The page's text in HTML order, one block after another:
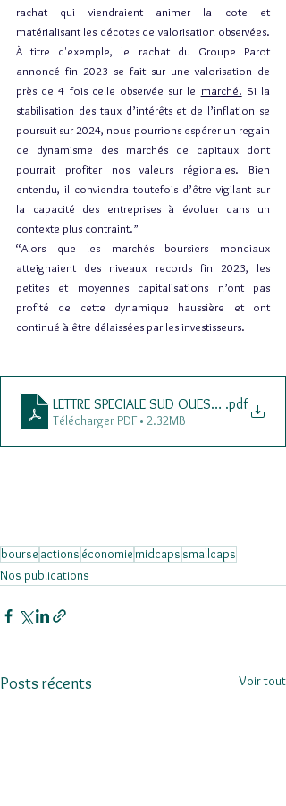
rachat qui viendraient animer la cote et
matérialisant les décotes de valorisation observées.
À titre d'exemple, le rachat du Groupe Parot
annoncé fin 2023 se fait sur une valorisation de
près de 4 fois celle observée sur le marché. Si la
stabilisation des taux d’intérêts et de l’inflation se
poursuit sur 2024, nous pourrions espérer un regain
de dynamisme des marchés de capitaux dont
pourrait profiter nos valeurs régionales. Bien
entendu, il conviendra toutefois d’être vigilant sur
la capacité des entreprises à évoluer dans un
contexte plus contraint.”
“Alors que les marchés boursiers mondiaux
atteignaient des niveaux records fin 2023, les
petites et moyennes capitalisations n’ont pas
profité de cette dynamique haussière et ont
continué à être délaissées par les investisseurs.
LETTRE SPECIALE SUD OUEST 26JAN24
.pdf
Télécharger PDF • 2.32MB
bourse actions économiemidcaps smallcaps
Nos publications
Posts récents Voir tout